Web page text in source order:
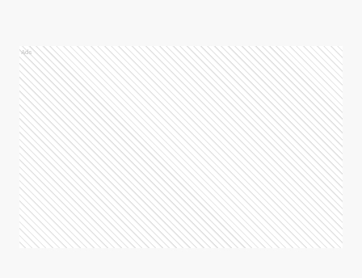
Ads